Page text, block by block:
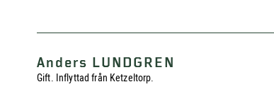
Anders LUNDGREN
Gift. Inflyttad från Ketzeltorp.